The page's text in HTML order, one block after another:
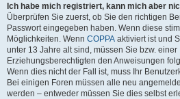
Ich habe mich registriert, kann mich aber
Überprüfen Sie zuerst, ob Sie den richtigen
Passwort eingegeben haben. Wenn diese
Möglichkeiten. Wenn COPPA aktiviert ist und
unter 13 Jahre alt sind, müssen Sie bzw.
Erziehungsberechtigten den Anweisungen
Wenn dies nicht der Fall ist, muss Ihr
Bei einigen Foren müssen alle neu
werden – entweder müssen Sie dies selbst